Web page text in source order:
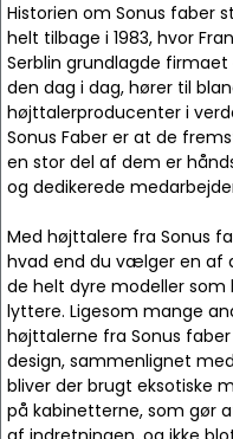
Historien om Sonus faber
helt tilbage i 1983, hvor
Serblin grundlagde firmaet
den dag i dag, hører til
højttalerproducenter i
Sonus Faber er at de
en stor del af dem er
og dedikerede
Med højttalere fra Sonus
hvad end du vælger en af
de helt dyre modeller
lyttere. Ligesom mange
højttalerne fra Sonus
design, sammenlignet
bliver der brugt eksotiske
på kabinetterne, som gør